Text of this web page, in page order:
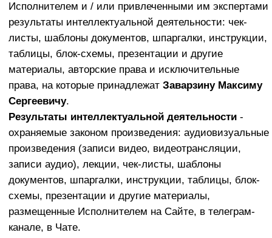
лицо, которое прошло верификацию и акцептовало
настоящую оферту. Лицо, акцептовавшее настоящую
оферту и прошедшее верификацию, несет все риски,
связанные с получением Услуги любым третьим
лицом, не уполномоченным на это.
информации о Заказчике, предоставляемой при
верификации и акцепте Оферты, служащей для
определения тождественности между лицом, ею
обладающим, и Заказчиком (верификация Заказчика).
Персональная информация о Заказчике— любая
информация, относящаяся прямо или косвенно к
лицу (субъекту персональных данных), а именно;
-персональная информация, которую Заказчик
верификации и акцепте Оферты или в процессе
получения Услуг, включая персональные данные
Заказчика;
предоставление которой определяются и